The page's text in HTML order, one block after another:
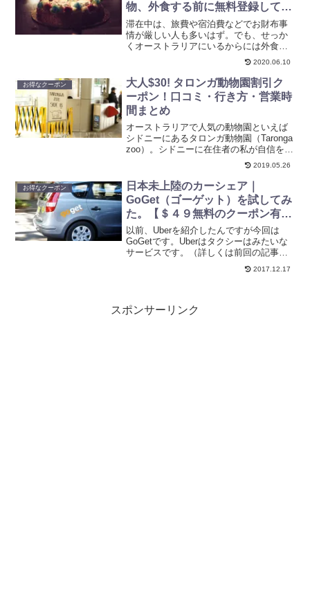
物、外食する前に無料登録してお
こう！
滞在中は、旅費や宿泊費などでお財布事
情が厳しい人も多いはず。でも、せっか
くオーストラリアにいるからには外食や
買い物も楽しみたいという方はこの記事
必見です！実はオーストラリアのチェー
ン店の多くは、会員登録するだけで半額
クーポンなどがもらえます...
2020.06.10
お得なクーポン
大人$30! タロンガ動物園割引ク
ーポン！口コミ・行き方・営業時
間まとめ
オーストラリアで人気の動物園といえば
シドニーにあるタロンガ動物園（Taronga
zoo）。シドニーに在住者の私が自信を持
っておすすめする観光スポットです。安
くチケットを買う方法、行き方、営業時
間、基本情報、口コミなどを徹底解説し
ます。チケ...
2019.05.26
お得なクーポン
日本未上陸のカーシェア｜
GoGet（ゴーゲット）を試してみ
た。【＄４９無料のクーポン有
り！】
以前、Uberを紹介したんですが今回は
GoGetです。Uberはタクシーはみたいな
サービスです。（詳しくは前回の記事を
参照してください。）それに対して、
GoGetは近所に停車してある車を自分で
2017.12.17
スポンサーリンク